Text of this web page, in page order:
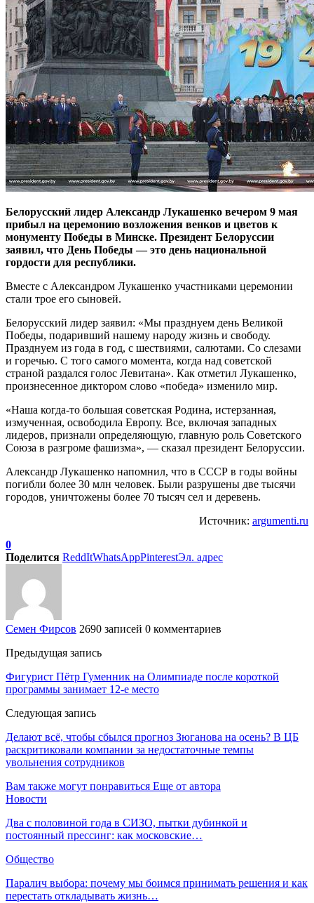
Белорусский лидер Александр Лукашенко вечером 9 мая
прибыл на церемонию возложения венков и цветов к
монументу Победы в Минске. Президент Белоруссии
заявил, что День Победы — это день национальной
гордости для республики.
Вместе с Александром Лукашенко участниками церемонии
стали трое его сыновей.
Белорусский лидер заявил: «Мы празднуем день Великой
Победы, подаривший нашему народу жизнь и свободу.
Празднуем из года в год, с шествиями, салютами. Со слезами
и горечью. С того самого момента, когда над советской
страной раздался голос Левитана». Как отметил Лукашенко,
произнесенное диктором слово «победа» изменило мир.
«Наша когда-то большая советская Родина, истерзанная,
измученная, освободила Европу. Все, включая западных
лидеров, признали определяющую, главную роль Советского
Союза в разгроме фашизма», — сказал президент Белоруссии.
Александр Лукашенко напомнил, что в СССР в годы войны
погибли более 30 млн человек. Были разрушены две тысячи
городов, уничтожены более 70 тысяч сел и деревень.
Источник: argumenti.ru
0
Поделится ReddItWhatsAppPinterestЭл. адрес
Семен Фирсов 2690 записей 0 комментариев
Предыдущая запись
Фигурист Пётр Гуменник на Олимпиаде после короткой
программы занимает 12-е место
Следующая запись
Делают всё, чтобы сбылся прогноз Зюганова на осень? В ЦБ
раскритиковали компании за недостаточные темпы
увольнения сотрудников
Вам также могут понравиться Еще от автора
Новости
Два с половиной года в СИЗО, пытки дубинкой и
постоянный прессинг: как московские…
Общество
Паралич выбора: почему мы боимся принимать решения и как
перестать откладывать жизнь…